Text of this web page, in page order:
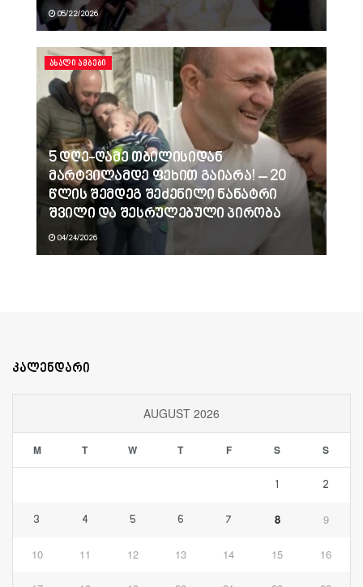
05/22/2026
ᲐᲮᲐᲚᲘ ᲐᲛᲑᲔᲑᲘ
5 დღე-ღამე თბილისიდან
მარტვილამდე ფეხით გაიარა! – 20
წლის შემდეგ შეძენილი ნანატრი
შვილი და შესრულებული პირობა
04/24/2026
კალენდარი
AUGUST 2026
M T W T F S S
1 2
3 4 5 6 7 8 9
10 11 12 13 14 15 16